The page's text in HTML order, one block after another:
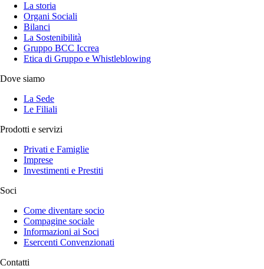
La storia
Organi Sociali
Bilanci
La Sostenibilità
Gruppo BCC Iccrea
Etica di Gruppo e Whistleblowing
Dove siamo
La Sede
Le Filiali
Prodotti e servizi
Privati e Famiglie
Imprese
Investimenti e Prestiti
Soci
Come diventare socio
Compagine sociale
Informazioni ai Soci
Esercenti Convenzionati
Contatti